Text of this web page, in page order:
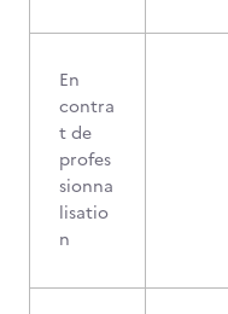
En
contra
t de
profes
sionna
lisatio
n